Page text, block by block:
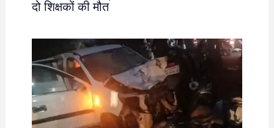
दो शिक्षकों की मौत